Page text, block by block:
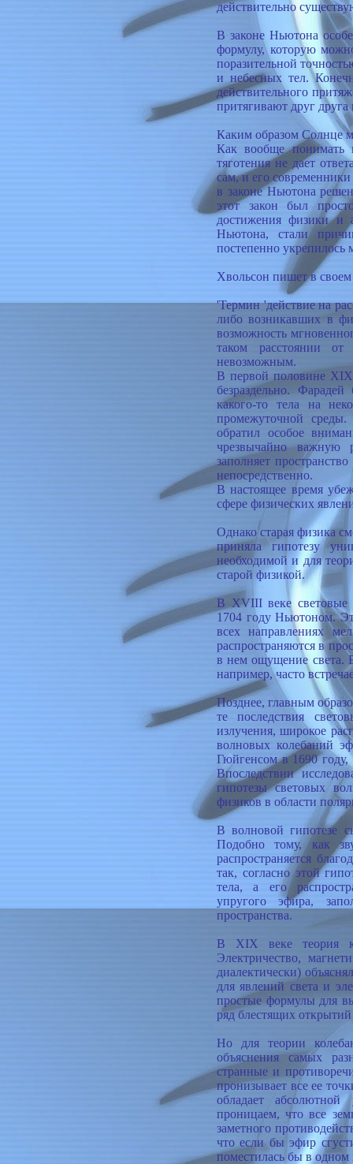
действительно
В законе Ньютона
формулу, которую
поразительной
и небесных тел.
действительного
притягивают друг друга
Каким образом Солнце
Как вообще понимать
тяготения не дает
сам, и его
в законе Ньютона
этот закон был
достижения физики и
Ньютона, стали
постепенно
Хвольсон пишет в
'Термин 'действие на
либо возникавших в
возможность
таком расстоянии от
невозможным.
В первой половине XIX
безраздельно.
какого-то тела на
промежуточной
обратил особое
чрезвычайно важную
заполняет
непосредственно.
В настоящее время
сфере физических
Однако старая физика
приняла гипотезу
необходимой и для
старой физикой.
В XVIII веке световые
1704 году Ньютоном.
всех направлениях
распространяются в
в нем ощущение света.
например, часто
Позднее, главным
те последствия
излучения, широкое
волновых колебаний
Гюйгенсом в 1690 году,
Впоследствии
гипотезы световых
физиков в области
В волновой гипотезе
Подобно тому, как
распространяется
так, согласно этой
тела, а его
упругого эфира,
пространства.
В XIX веке теория
Электричество,
диалектически)
для явлений света и
простые формулы для
ряд блестящих
Но для теории
объяснения самых
странные и
пронизывает все ее
обладает
проницаем, что все
заметного
что если бы эфир
поместилась бы в одном